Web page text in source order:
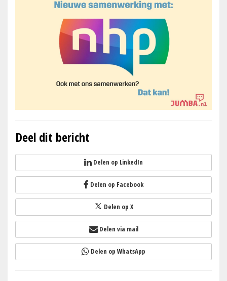
Deel dit bericht
Delen op LinkedIn
Delen op Facebook
Delen op X
Delen via mail
Delen op WhatsApp